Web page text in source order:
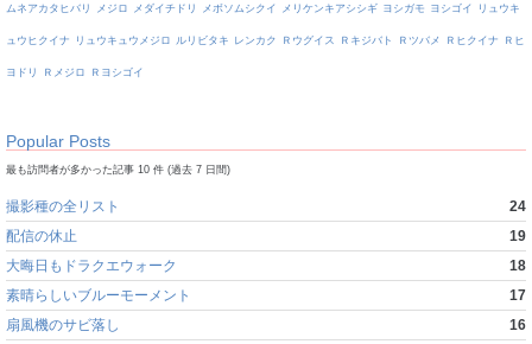
ムネアカタヒバリ メジロ メダイチドリ メボソムシクイ メリケンキアシシギ ヨシガモ ヨシゴイ リュウキ
ュウヒクイナ リュウキュウメジロ ルリビタキ レンカク Ｒウグイス Ｒキジバト Ｒツバメ Ｒヒクイナ Ｒヒ
ヨドリ Ｒメジロ Ｒヨシゴイ
Popular Posts
最も訪問者が多かった記事 10 件 (過去 7 日間)
撮影種の全リスト
24
配信の休止
19
大晦日もドラクエウォーク
18
素晴らしいブルーモーメント
17
扇風機のサビ落し
16